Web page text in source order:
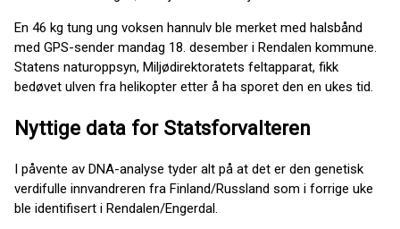
En 46 kg tung ung voksen hannulv ble merket med halsbånd
med GPS-sender mandag 18. desember i Rendalen kommune.
Statens naturoppsyn, Miljødirektoratets feltapparat, fikk
bedøvet ulven fra helikopter etter å ha sporet den en ukes tid.
Nyttige data for Statsforvalteren
I påvente av DNA-analyse tyder alt på at det er den genetisk
verdifulle innvandreren fra Finland/Russland som i forrige uke
ble identifisert i Rendalen/Engerdal.